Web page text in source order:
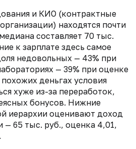
и КИО (контрактные
находятся почти
составляет 70 тыс.
к зарплате здесь самое
недовольных — 43% при
— 39% при оценке
деньгах условия
хуже из-за переработок,
бонусов. Нижние
иерархии оценивают доход
— 65 тыс. руб., оценка 4,01,